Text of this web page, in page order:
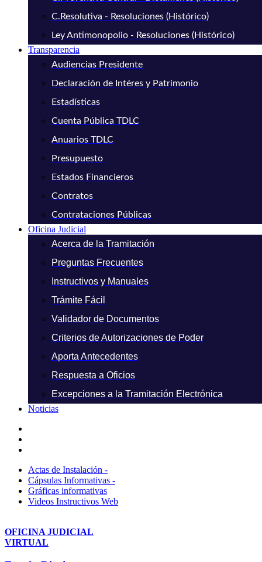
C.Resolutiva - Resoluciones (Histórico)
Ley Antimonopolio - Resoluciones (Histórico)
Transparencia
Audiencias Presidente
Declaración de Intéres y Patrimonio
Estadísticas
Cuenta Pública TDLC
Anuarios TDLC
Presupuesto
Estados Financieros
Contratos
Contrataciones Públicas
Oficina Judicial
Acerca de la Tramitación
Preguntas Frecuentes
Instructivos y Manuales
Trámite Fácil
Validador de Documentos
Criterios de Autorizaciones de Poder
Aporta Antecedentes
Respuesta a Oficios
Excepciones a la Tramitación Electrónica
Noticias
Actas de Instalación -
Cápsulas Informativas -
Gráficas informativas
Videos Instructivos Web
OFICINA JUDICIAL
VIRTUAL